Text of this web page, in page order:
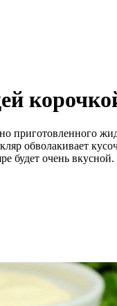
приготовленного
обволакивает
будет очень